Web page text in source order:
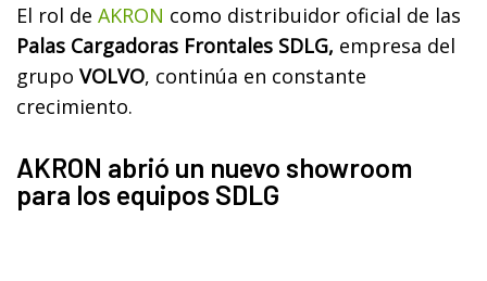
El rol de AKRON como distribuidor oficial de las
Palas Cargadoras Frontales SDLG, empresa del
grupo VOLVO, continúa en constante
crecimiento.
AKRON abrió un nuevo showroom
para los equipos SDLG